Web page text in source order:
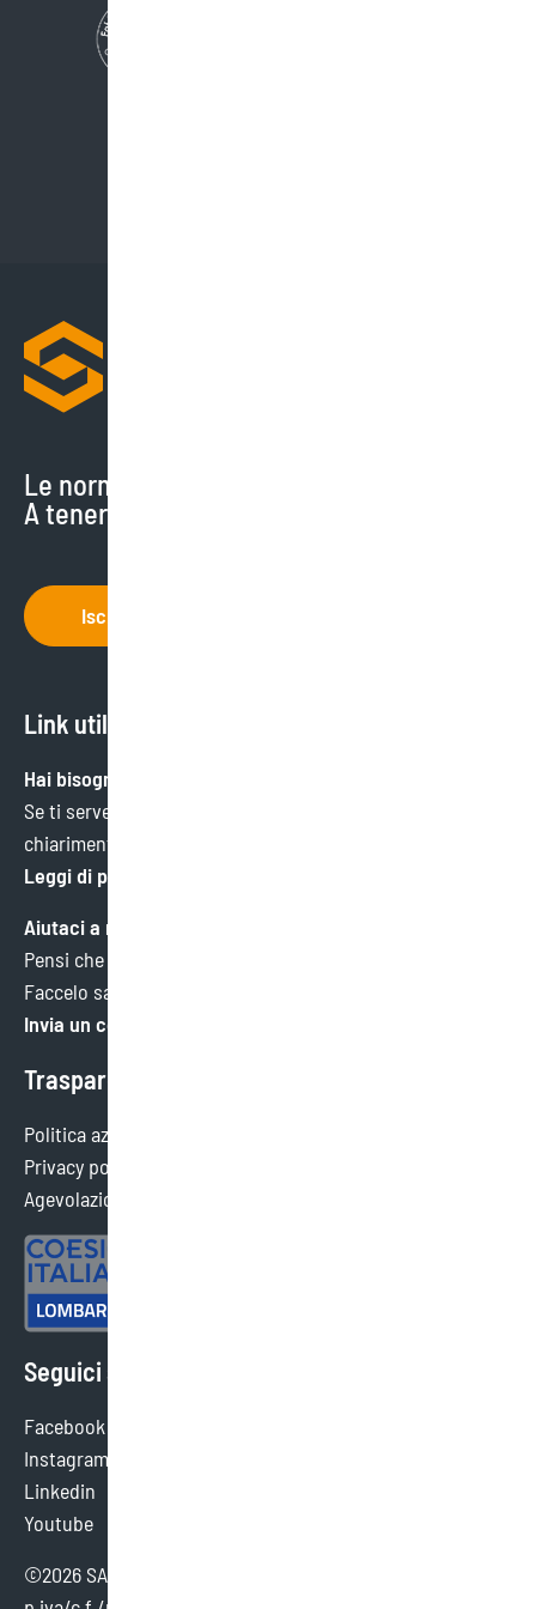
Le normative cambiano di continuo.
A tenerti aggiornato ci pensiamo noi.
Iscriviti
Link utili
Hai bisogno di aiuto?
Se ti serve un’informazione specifica o hai bisogno di
chiarimenti, ci trovi qui.
Leggi di più
Aiutaci a migliorare
Pensi che potremmo fare meglio in qualche ambito?
Faccelo sapere. Faremo tesoro di ogni consiglio.
Invia un commento
Trasparenza
Politica aziendale
Privacy policy
Agevolazioni ottenute
Seguici sui social
Facebook
Instagram
Linkedin
Youtube
©2026 SAEF SRL SB - tutti i diritti sono riservati.